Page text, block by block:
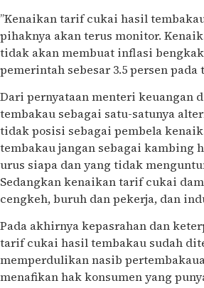
”Kenaikan tarif cukai hasil
pihaknya akan terus monitor.
tidak akan membuat inflasi
pemerintah sebesar 3.5 persen pada
Dari pernyataan menteri keuangan
tembakau sebagai satu-satunya
tidak posisi sebagai pembela
tembakau jangan sebagai kambing
urus siapa dan yang tidak
Sedangkan kenaikan tarif cukai
cengkeh, buruh dan pekerja, dan
Pada akhirnya kepasrahan dan
tarif cukai hasil tembakau sudah
memperdulikan nasib
menafikan hak konsumen yang